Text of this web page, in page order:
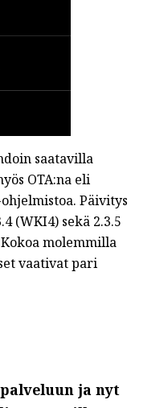
saatavilla
OTA:na eli
Päivitys
(WKI4) sekä 2.3.5
molemmilla
vaativat pari
ja nyt